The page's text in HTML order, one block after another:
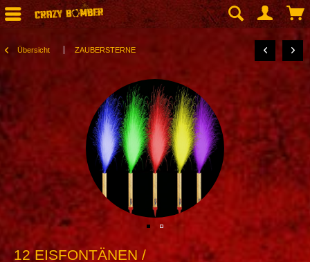
Übersicht ZAUBERSTERNE
12 EISFONTÄNEN /